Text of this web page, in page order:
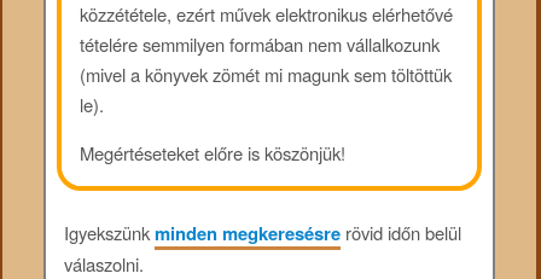
közzététele, ezért művek elektronikus elérhetővé
tételére semmilyen formában nem vállalkozunk
(mivel a könyvek zömét mi magunk sem töltöttük
le).
Megértéseteket előre is köszönjük!
Igyekszünkminden megkeresésrerövid időn belül
válaszolni.